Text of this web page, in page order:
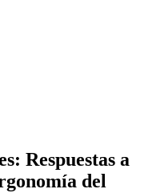
Respuestas a
del